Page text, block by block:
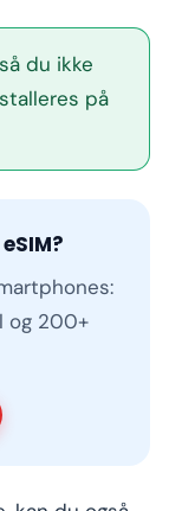
du ikke
på
og 200+